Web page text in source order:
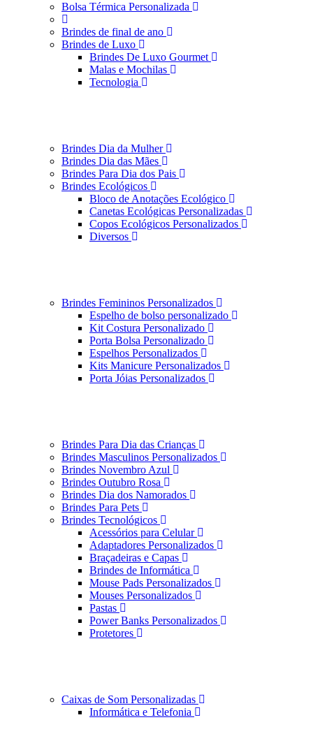
Bolsa Térmica Personalizada
Brindes de final de ano
Brindes de Luxo
Brindes De Luxo Gourmet
Malas e Mochilas
Tecnologia
Brindes Dia da Mulher
Brindes Dia das Mães
Brindes Para Dia dos Pais
Brindes Ecológicos
Bloco de Anotações Ecológico
Canetas Ecológicas Personalizadas
Copos Ecológicos Personalizados
Diversos
Brindes Femininos Personalizados
Espelho de bolso personalizado
Kit Costura Personalizado
Porta Bolsa Personalizado
Espelhos Personalizados
Kits Manicure Personalizados
Porta Jóias Personalizados
Brindes Para Dia das Crianças
Brindes Masculinos Personalizados
Brindes Novembro Azul
Brindes Outubro Rosa
Brindes Dia dos Namorados
Brindes Para Pets
Brindes Tecnológicos
Acessórios para Celular
Adaptadores Personalizados
Braçadeiras e Capas
Brindes de Informática
Mouse Pads Personalizados
Mouses Personalizados
Pastas
Power Banks Personalizados
Protetores
Caixas de Som Personalizadas
Informática e Telefonia